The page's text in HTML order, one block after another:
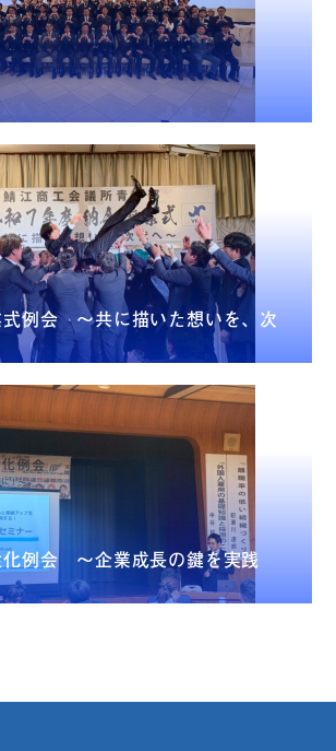
例会 ～共に描いた想いを、次
例会 ～企業成長の鍵を実践